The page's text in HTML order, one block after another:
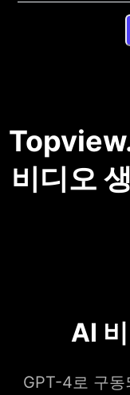
비디오
AI
GPT-4로 구